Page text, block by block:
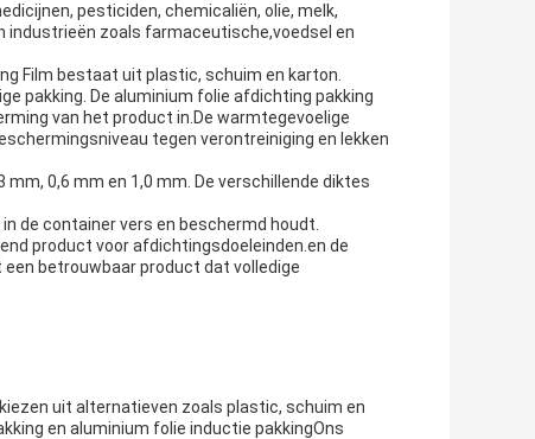
pesticiden, chemicaliën, olie, melk,
industrieën zoals farmaceutische,voedsel en
Film bestaat uit plastic, schuim en karton.
pakking. De aluminium folie afdichting pakking
van het product in.De warmtegevoelige
tegen verontreiniging en lekken
mm, 0,6 mm en 1,0 mm. De verschillende diktes
de container vers en beschermd houdt.
product voor afdichtingsdoeleinden.en de
betrouwbaar product dat volledige
uit alternatieven zoals plastic, schuim en
en aluminium folie inductie pakkingOns